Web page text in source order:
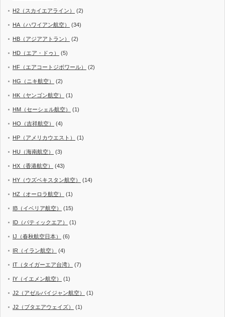
H2（スカイエアライン） (2)
HA（ハワイアン航空） (34)
HB（アジアアトラン） (2)
HD（エア・ドゥ） (5)
HF（エアコートジボワール） (2)
HG（ニキ航空） (2)
HK（ヤンゴン航空） (1)
HM（セーシェル航空） (1)
HO（吉祥航空） (4)
HP（アメリカウエスト） (1)
HU（海南航空） (3)
HX（香港航空） (43)
HY（ウズベキスタン航空） (14)
HZ（オーロラ航空） (1)
IB（イベリア航空） (15)
ID（バティックエア） (1)
IJ（春秋航空日本） (6)
IR（イラン航空） (4)
IT（タイガーエア台湾） (7)
IY（イエメン航空） (1)
J2（アゼルバイジャン航空） (1)
J2（ブタエアウェイズ） (1)